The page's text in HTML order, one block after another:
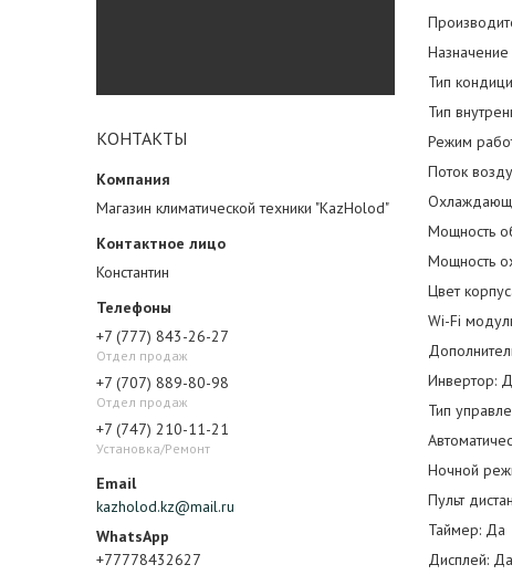
КОНТАКТЫ
Магазин климатической техники "KazHolod"
Константин
+7 (777) 843-26-27
Отдел продаж
+7 (707) 889-80-98
Отдел продаж
+7 (747) 210-11-21
Установка/Ремонт
kazholod.kz@mail.ru
+77778432627
Тип
Тип
Режим
Поток
Мощность
Мощность
Цвет
Wi-Fi
Инвертор:
Тип
Ночной
Пульт
Таймер: Да
Дисплей: Да